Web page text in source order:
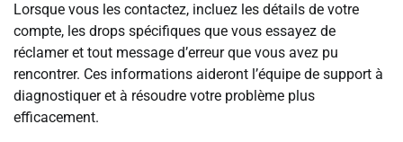
Lorsque vous les contactez, incluez les détails de votre
compte, les drops spécifiques que vous essayez de
réclamer et tout message d’erreur que vous avez pu
rencontrer. Ces informations aideront l’équipe de support à
diagnostiquer et à résoudre votre problème plus
efficacement.